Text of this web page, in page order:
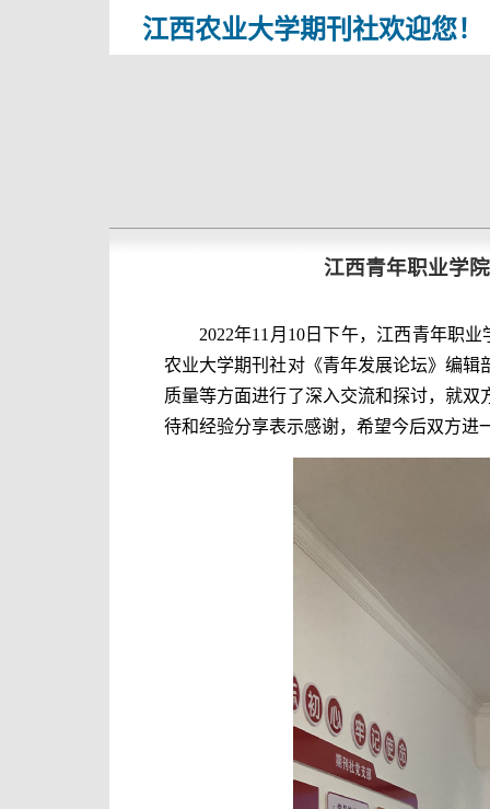
江西农业大学期刊社欢迎您！
江西青年职业学
2022年11 月 10日下午，江西青年职业
农业大学期刊社对《青年发展论坛》编
质量等方面进行了深入交流和探讨，就双
待和经验分享表示感谢，希望今后双方进